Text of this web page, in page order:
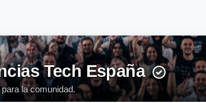
Tech España
la comunidad.